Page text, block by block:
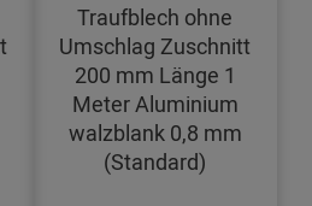
Traufblech ohne
Umschlag Zuschnitt
200 mm Länge 1
Meter Aluminium
walzblank 0,8 mm
(Standard)